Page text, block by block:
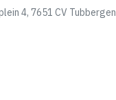
4, 7651 CV Tubbergen